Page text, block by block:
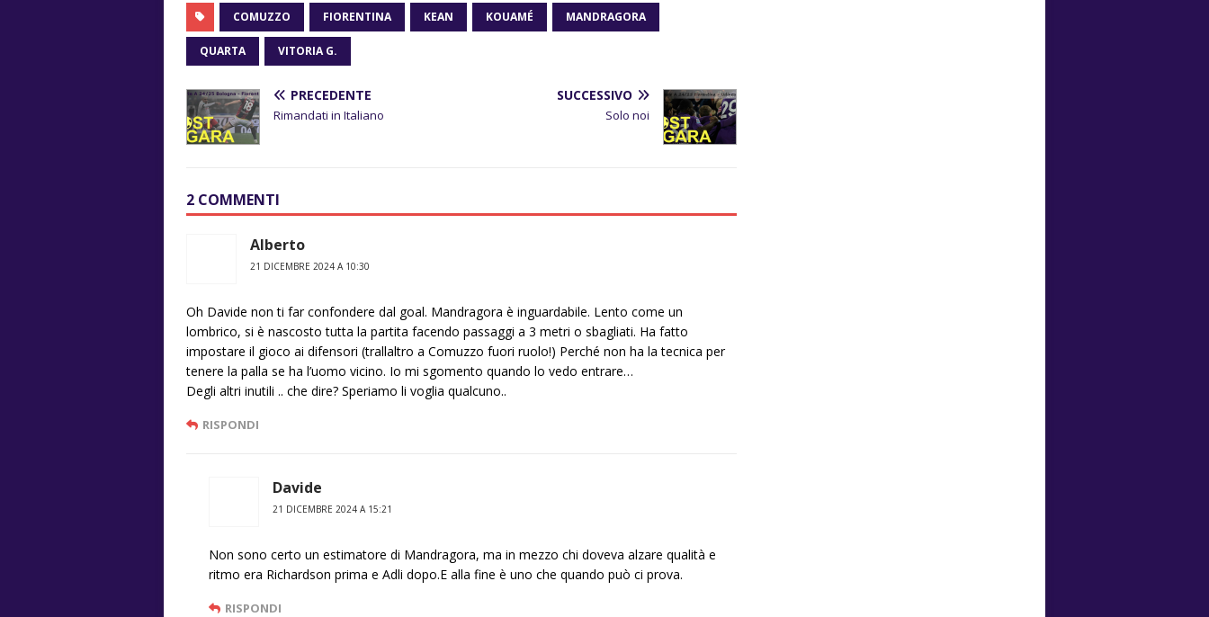
COMUZZO FIORENTINA KEAN KOUAMÉ MANDRAGORA
QUARTA VITORIA G.
PRECEDENTE
Rimandati in Italiano
SUCCESSIVO
Solo noi
2 COMMENTI
Alberto
21 DICEMBRE 2024 A 10:30
Oh Davide non ti far confondere dal goal. Mandragora è inguardabile. Lento come un
lombrico, si è nascosto tutta la partita facendo passaggi a 3 metri o sbagliati. Ha fatto
impostare il gioco ai difensori (trallaltro a Comuzzo fuori ruolo!) Perché non ha la tecnica per
tenere la palla se ha l’uomo vicino. Io mi sgomento quando lo vedo entrare…
Degli altri inutili .. che dire? Speriamo li voglia qualcuno..
RISPONDI
Davide
21 DICEMBRE 2024 A 15:21
Non sono certo un estimatore di Mandragora, ma in mezzo chi doveva alzare qualità e
ritmo era Richardson prima e Adli dopo.E alla fine è uno che quando può ci prova.
RISPONDI